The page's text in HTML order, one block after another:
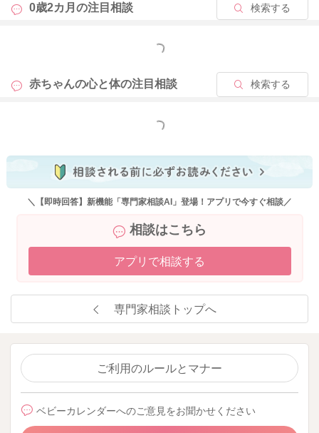
0歳2カ月の注目相談 検索する
もっと見る
赤ちゃんの心と体の注目相談 検索する
もっと見る
＼【即時回答】新機能「専門家相談AI」登場！アプリで今すぐ相談／
相談はこちら
アプリで相談する
専門家相談トップへ
ご利用のルールとマナー
ベビーカレンダーへのご意見をお聞かせください